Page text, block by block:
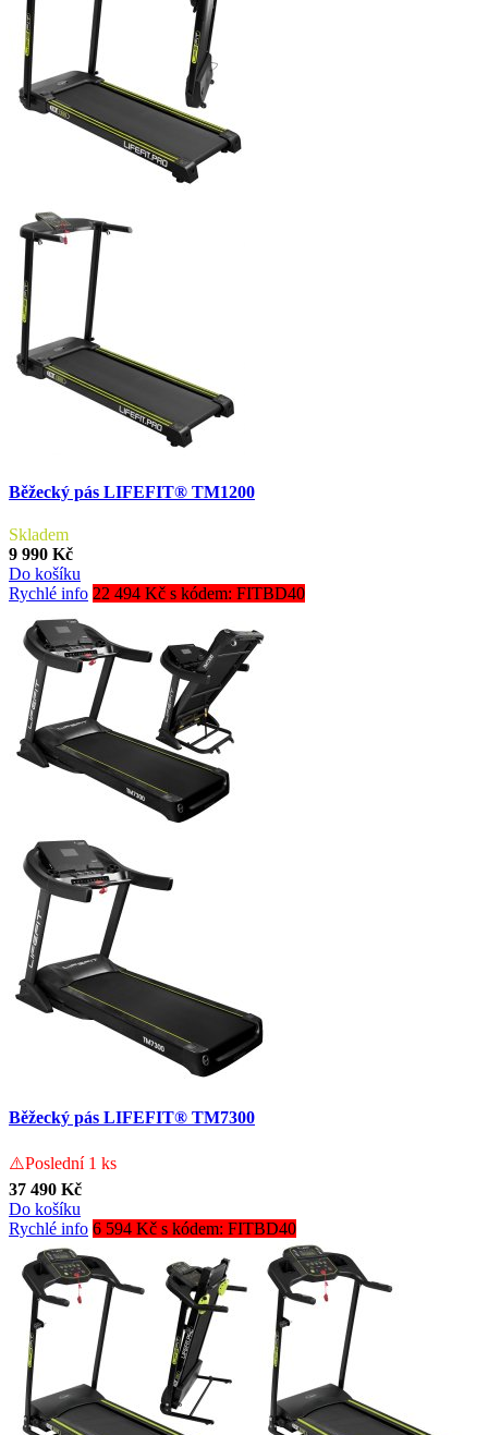
Běžecký pás LIFEFIT® TM1200
Skladem
9 990 Kč
Do košíku
Rychlé info 22 494 Kč s kódem: FITBD40
Běžecký pás LIFEFIT® TM7300
⚠️Poslední 1 ks
37 490 Kč
Do košíku
Rychlé info 6 594 Kč s kódem: FITBD40